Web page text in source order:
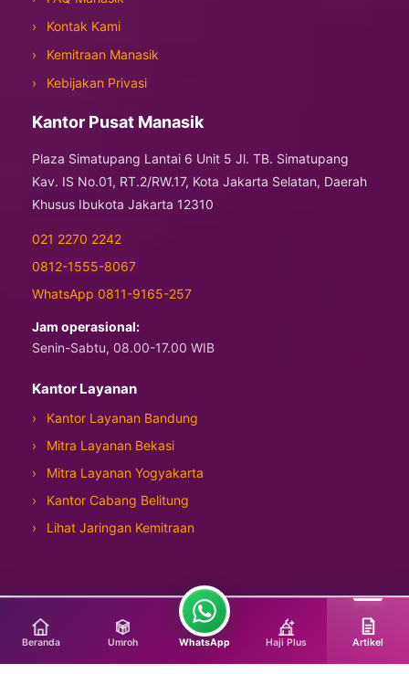
Kontak Kami
Kemitraan Manasik
Kebijakan Privasi
Kantor Pusat Manasik
Plaza Simatupang Lantai 6 Unit 5 Jl. TB. Simatupang
Kav. IS No.01, RT.2/RW.17, Kota Jakarta Selatan, Daerah
Khusus Ibukota Jakarta 12310
021 2270 2242
0812-1555-8067
WhatsApp 0811-9165-257
Jam operasional:
Senin-Sabtu, 08.00-17.00 WIB
Kantor Layanan
Kantor Layanan Bandung
Mitra Layanan Bekasi
Mitra Layanan Yogyakarta
Kantor Cabang Belitung
Lihat Jaringan Kemitraan
Copyright © 2026 Manasik Tour Travel
Beranda Umroh WhatsApp Haji Plus Artikel